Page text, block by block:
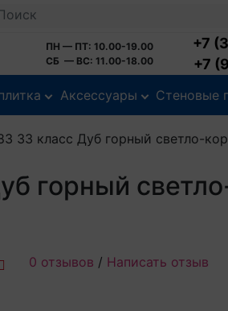
ПН — ПТ: 10.00-19.00
СБ — ВС: 11.00-18.00
+7
+7
Аксессуары Стеновые
33 класс Дуб горный светло-
горный
0 отзывов / Написать отзыв